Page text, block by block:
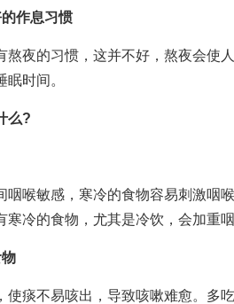
作息习惯
夜的习惯，这并不好，熬夜会使
时间。
么?
喉敏感，寒冷的食物容易刺激咽喉
寒冷的食物，尤其是冷饮，会加重咽
痰不易咳出，导致咳嗽难愈。多